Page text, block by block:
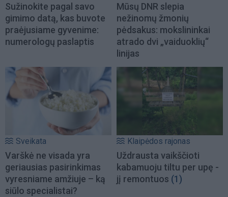
Sužinokite pagal savo
gimimo datą, kas buvote
praėjusiame gyvenime:
numerologų paslaptis
Mūsų DNR slepia
nežinomų žmonių
pėdsakus: mokslininkai
atrado dvi „vaiduoklių“
linijas
Sveikata
Varškė ne visada yra
geriausias pasirinkimas
vyresniame amžiuje – ką
siūlo specialistai?
Klaipėdos rajonas
Uždrausta vaikščioti
kabamuoju tiltu per upę -
jį remontuos (1)